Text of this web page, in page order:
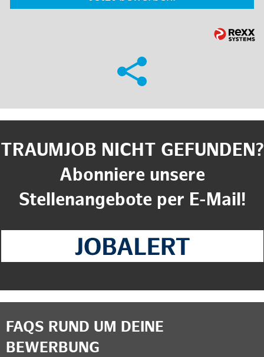
TRAUMJOB NICHT GEFUNDEN?
Abonniere unsere
Stellenangebote per E-Mail!
FAQS RUND UM DEINE
BEWERBUNG